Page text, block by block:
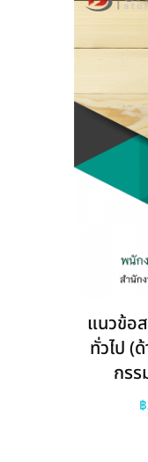
แนวข้อ
ทั่วไป (
กรร
฿